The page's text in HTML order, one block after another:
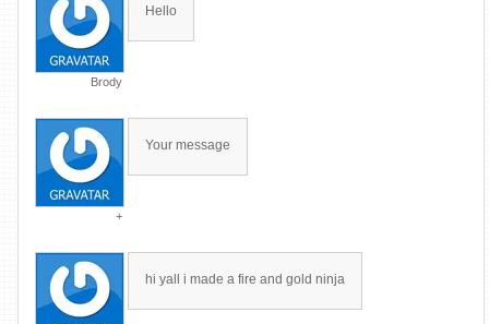
Brody
Hello
+
Your message
hi yall i made a fire and gold ninja